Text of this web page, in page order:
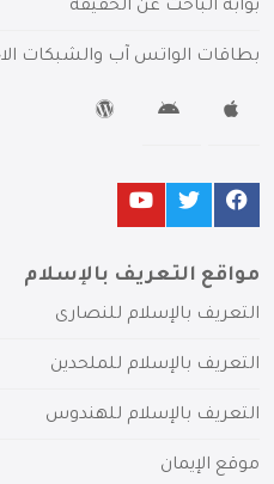
بوابة الباحث عن الحقيقة
بطاقات الواتس آب والشبكات
مواقع التعريف بالإسلام
التعريف بالإسلام للنصارى
التعريف بالإسلام للملحدين
التعريف بالإسلام للهندوس
موقع الإيمان